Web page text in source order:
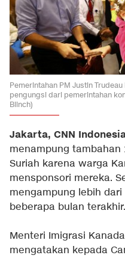
Pemerintahan PM Justin
pengungsi dari pemerintahan
Blinch)
Jakarta, CNN
menampung tambahan
Suriah karena warga
mensponsori mereka.
mengampung lebih
beberapa bulan terakhir.
Menteri Imigrasi
mengatakan kepada